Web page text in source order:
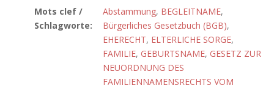
Mots clef /
Schlagworte:
Abstammung, BEGLEITNAME,
Bürgerliches Gesetzbuch (BGB),
EHERECHT, ELTERLICHE SORGE,
FAMILIE, GEBURTSNAME, GESETZ ZUR
NEUORDNUNG DES
FAMILIENNAMENSRECHTS VOM